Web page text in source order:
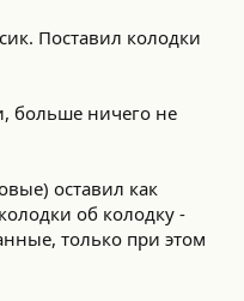
Поставил колодки
больше ничего не
оставил как
об колодку -
только при этом